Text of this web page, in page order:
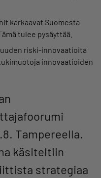
karkaavat Suomesta
tulee pysäyttää.
riski-innovaatioita
innovaatioiden
Tampereella.
käsiteltiin
strategiaa